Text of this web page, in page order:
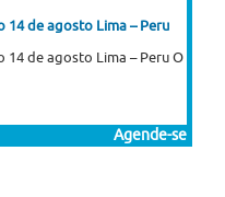
14 de agosto Lima – Peru
14 de agosto Lima – Peru O
Agende-se